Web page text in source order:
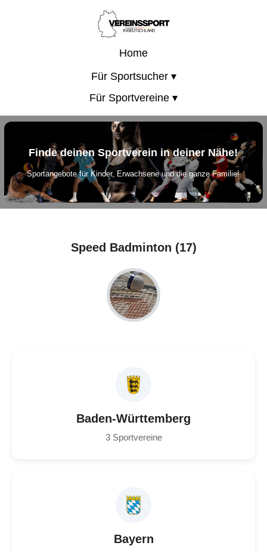
Home
Für Sportsucher ▾
Für Sportvereine ▾
Finde deinen Sportverein in deiner Nähe!
Sportangebote für Kinder, Erwachsene und die ganze Familie!
Speed Badminton (17)
Baden-Württemberg
3 Sportvereine
Bayern